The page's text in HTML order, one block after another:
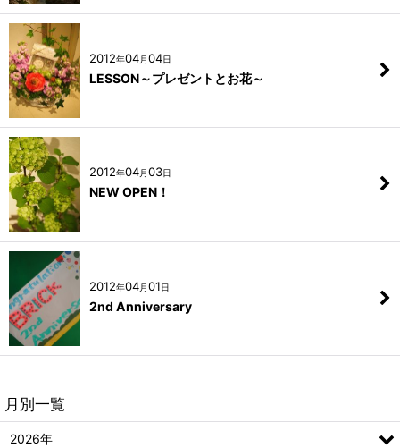
2012年04月04日
LESSON～プレゼントとお花～
2012年04月03日
NEW OPEN！
2012年04月01日
2nd Anniversary
月別一覧
2026年